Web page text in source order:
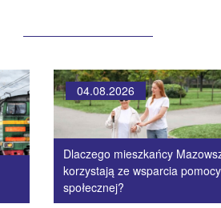
04.08.2026
Dlaczego mieszkańcy
korzystają ze wsparcia pomocy
społecznej?